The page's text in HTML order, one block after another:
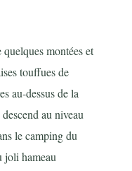
montées et
touffues de
au-dessus de la
au niveau
le camping du
joli hameau